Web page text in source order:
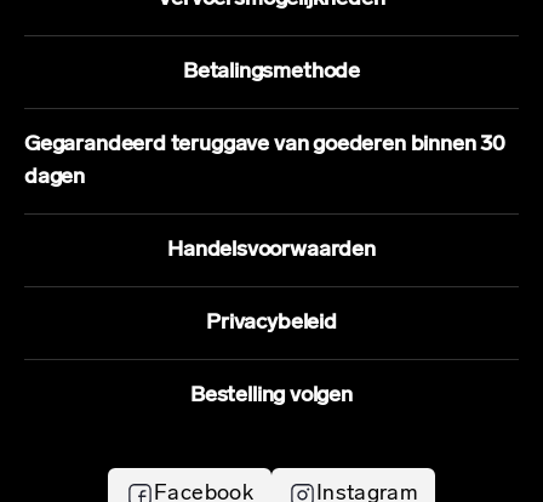
Betalingsmethode
Gegarandeerd teruggave van goederen binnen 30
dagen
Handelsvoorwaarden
Privacybeleid
Bestelling volgen
Facebook Instagram